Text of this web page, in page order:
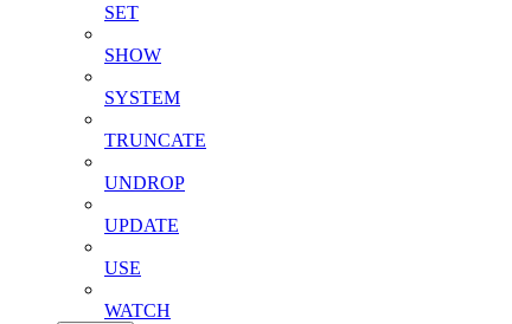
SET
SHOW
SYSTEM
TRUNCATE
UNDROP
UPDATE
USE
WATCH